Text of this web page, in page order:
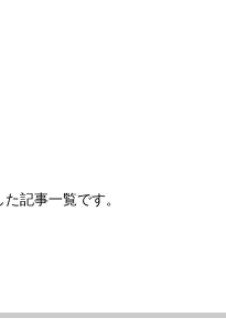
記事一覧です。